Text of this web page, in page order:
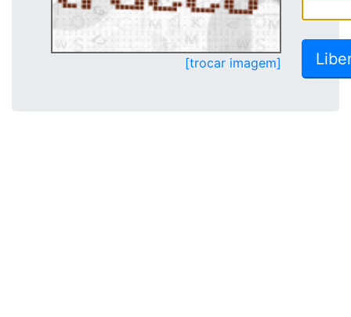
[trocar imagem]